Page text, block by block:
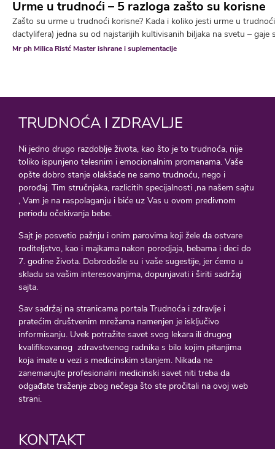
Urme u trudnoći – 5 razloga zašto su korisne
Zašto su urme u trudnoći korisne? Kada i koliko jesti urme u
dactylifera) jedna su od najstarijih kultivisanih biljaka na svetu – gaje
Mr ph Milica Ristć Master ishrane i suplementacije
TRUDNOĆA I ZDRAVLJE
Ni jedno drugo razdoblje života, kao što je to trudnoća, nije
toliko ispunjeno telesnim i emocionalnim promenama. Vaše
opšte dobro stanje olakšaće ne samo trudnoću, nego i
porođaj. Tim stručnjaka, razlicitih specijalnosti ,na našem sajtu
, Vam je na raspolaganju i biće uz Vas u ovom predivnom
periodu očekivanja bebe.
Sajt je posvetio pažnju i onim parovima koji žele da ostvare
roditeljstvo, kao i majkama nakon porodjaja, bebama i deci do
7. godine života. Dobrodošle su i vaše sugestije, jer ćemo u
skladu sa vašim interesovanjima, dopunjavati i širiti sadržaj
sajta.
Sav sadržaj na stranicama portala Trudnoća i zdravlje i
pratećim društvenim mrežama namenjen je isključivo
informisanju. Uvek potražite savet svog lekara ili drugog
kvalifikovanog zdravstvenog radnika s bilo kojim pitanjima
koja imate u vezi s medicinskim stanjem. Nikada ne
zanemarujte profesionalni medicinski savet niti treba da
odgađate traženje zbog nečega što ste pročitali na ovoj web
strani.
KONTAKT